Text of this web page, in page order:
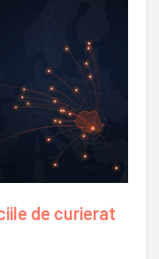
de curierat